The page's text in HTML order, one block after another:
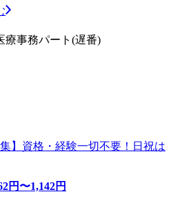
療事務パート(遅番)
】資格・経験一切不要！日祝は
円〜1,142円